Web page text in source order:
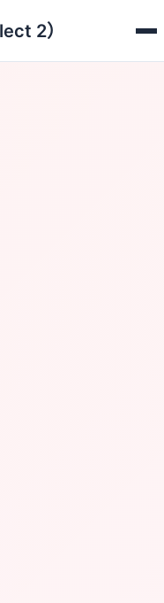
2）